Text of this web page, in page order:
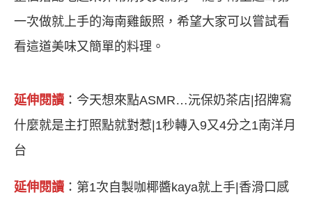
一次做就上手的海南雞飯照，希望大家可以嘗試看
看這道美味又簡單的料理。
延伸閱讀 ： 今天想來點ASMR…沅保奶茶店|招牌寫
什麼就是主打照點就對惹|1秒轉入9又4分之1南洋月
台
延伸閱讀 ： 第1次自製咖椰醬kaya就上手|香滑口感